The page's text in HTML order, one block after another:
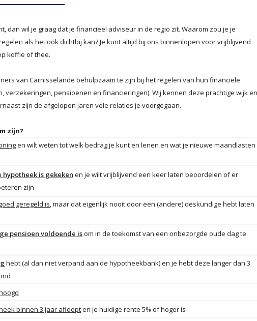
dan wil je graag dat je financieel adviseur in de regio zit. Waarom zou je je
als het ook dichtbij kan? Je kunt altijd bij ons binnenlopen voor vrijblijvend
koffie of thee.
van Carnisselande behulpzaam te zijn bij het regelen van hun financiële
verzekeringen, pensioenen en financieringen). Wij kennen deze prachtige wijk en
zijn de afgelopen jaren vele relaties je voorgegaan.
zijn?
en wilt weten tot welk bedrag je kunt en lenen en wat je nieuwe maandlasten
is gekeken en je wilt vrijblijvend een keer laten beoordelen of er
zijn
geregeld is, maar dat eigenlijk nooit door een (andere) deskundige hebt laten
pensioen voldoende isom in de toekomst van een onbezorgde oude dag te
hebt (al dan niet verpand aan de hypotheekbank) en je hebt deze langer dan 3
binnen 3 jaar afloopten je huidige rente 5% of hoger is